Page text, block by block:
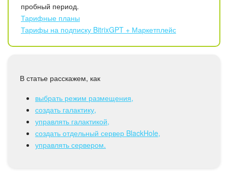
Интернет-магазин
Складской учет
CRM
Онлайн-запись
КЭДО
пробный период.
Тарифные планы
Тарифы на подписку BitrixGPT + Маркетплейс
В статье расскажем, как
выбрать режим размещения,
создать галактику,
управлять галактикой,
создать отдельный сервер BlackHole,
управлять сервером.